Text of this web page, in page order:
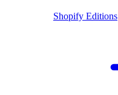
Shopify Editions